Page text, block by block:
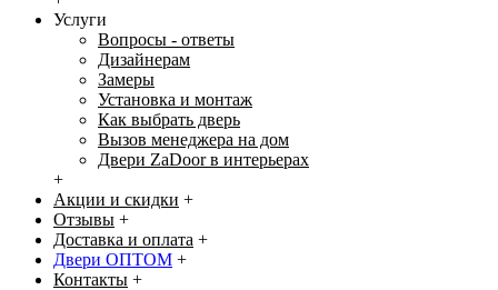
Услуги
Вопросы - ответы
Дизайнерам
Замеры
Установка и монтаж
Как выбрать дверь
Вызов менеджера на дом
Двери ZaDoor в интерьерах
+
Акции и скидки +
Отзывы +
Доставка и оплата +
Двери ОПТОМ +
Контакты +